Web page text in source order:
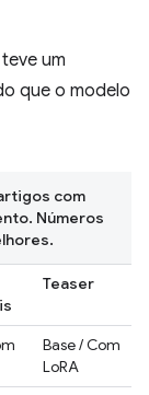
um
que o modelo
Teaser
Base / Com
LoRA
com
Números